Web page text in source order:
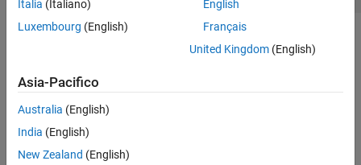
Italia (Italiano)
Luxembourg (English)
English
Français
United Kingdom(English)
Asia-Pacifico
Australia (English)
India (English)
New Zealand (English)